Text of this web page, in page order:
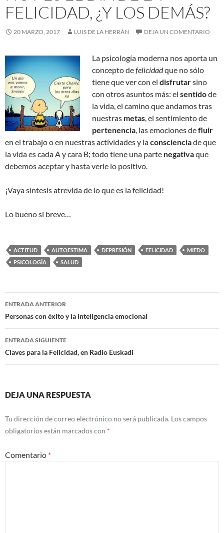
FELICIDAD, ¿Y LOS DEMÁS?
20 MARZO, 2017 LUIS DE LA HERRÁN DEJA UN COMENTARIO
La psicología moderna nos aporta un
concepto defelicidadque no sólo
tiene que ver con el disfrutarsino
con otros asuntos más: el sentidode
la vida, el camino que andamos tras
nuestras metas , el sentimiento de
pertenencia , las emociones defluir
en el trabajo o en nuestras actividades y laconscienciade que
la vida es cada A y cara B; todo tiene una parte negativaque
debemos aceptar y hasta verle lo positivo.
¡Vaya síntesis atrevida de lo que es la felicidad!
Lo bueno si breve…
ACTITUD AUTOESTIMA DEPRESIÓN FELICIDAD
MIEDO
PSICOLOGÍA
SALUD
Navegación
de
entradas
ENTRADA ANTERIOR
Personas con éxito y la inteligencia emocional
ENTRADA SIGUIENTE
Claves para la Felicidad, en Radio Euskadi
DEJA UNA RESPUESTA
Tu dirección de correo electrónico no será publicada. Los campos
obligatorios están marcados con *
Comentario *